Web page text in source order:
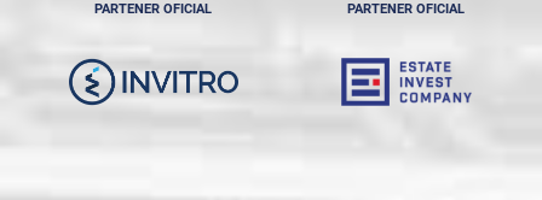
PARTENER OFICIAL PARTENER OFICIAL